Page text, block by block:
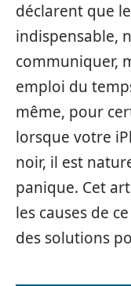
déclarent que
indispensable,
communiquer,
emploi du
même, pour
lorsque votre
noir, il est
panique. Cet
les causes de
des solutions